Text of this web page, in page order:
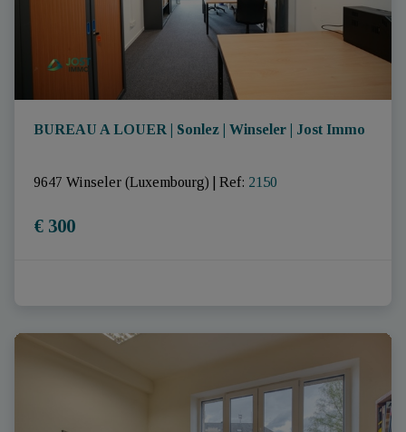
BUREAU A LOUER | Sonlez | Winseler | Jost Immo
9647 Winseler (Luxembourg) Ref: 2150
€ 300